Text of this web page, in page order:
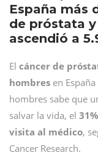
España más
de próstata
ascendió a
El cáncer de
hombres en
hombres sabe que
salvar la vida, el
visita al médico,
Cancer Research.